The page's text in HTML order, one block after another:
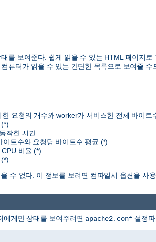
를 보여준다. 쉽게 읽을 수 있는 HTML 페이지
퓨터가 읽을 수 있는 간단한 목록으로 보여줄 수
요청의 개수와 worker가 서비스한 전체 바이트
작한 시간
트수와 요청당 바이트수 평균 (*)
비율 (*)
수 없다. 이 정보를 보려면 컴파일시 옵션을 사
에게만 상태를 보여주려면 apache2.conf 설정